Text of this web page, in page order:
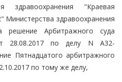
здравоохранения "Краевая
Министерства здравоохранения
решение Арбитражного суда
28.08.2017 по делу N А32-
Пятнадцатого арбитражного
по тому же делу,